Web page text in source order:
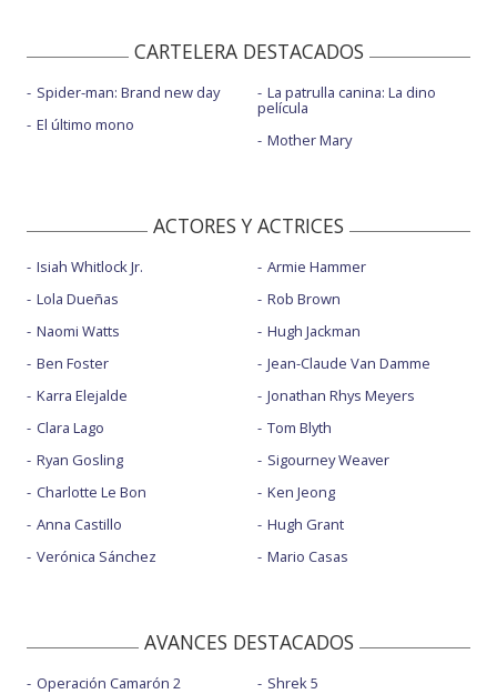
CARTELERA DESTACADOS
Spider-man: Brand new day
El último mono
La patrulla canina: La dino
película
Mother Mary
ACTORES Y ACTRICES
Isiah Whitlock Jr.
Lola Dueñas
Naomi Watts
Ben Foster
Karra Elejalde
Clara Lago
Ryan Gosling
Charlotte Le Bon
Anna Castillo
Verónica Sánchez
Armie Hammer
Rob Brown
Hugh Jackman
Jean-Claude Van Damme
Jonathan Rhys Meyers
Tom Blyth
Sigourney Weaver
Ken Jeong
Hugh Grant
Mario Casas
AVANCES DESTACADOS
Operación Camarón 2
Shrek 5